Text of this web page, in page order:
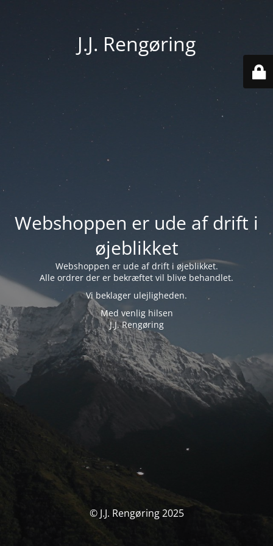
J.J. Rengøring
Webshoppen er ude af drift i
øjeblikket
Webshoppen er ude af drift i øjeblikket.
Alle ordrer der er bekræftet vil blive behandlet.
Vi beklager ulejligheden.
Med venlig hilsen
J.J. Rengøring
© J.J. Rengøring 2025